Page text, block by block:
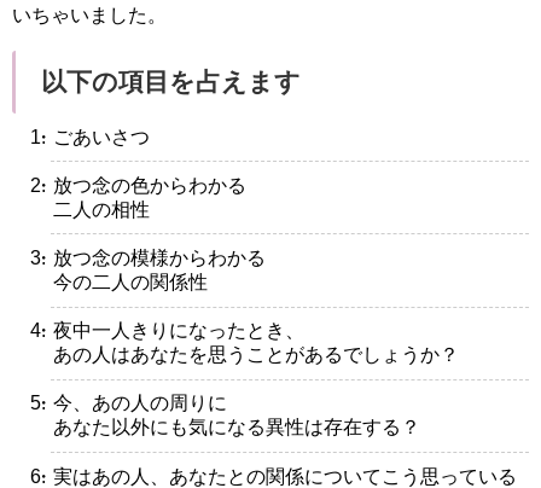
いちゃいました。
以下の項目を占えます
・ごあいさつ
・放つ念の色からわかる
二人の相性
・放つ念の模様からわかる
今の二人の関係性
・夜中一人きりになったとき、
あの人はあなたを思うことがあるでしょうか？
・今、あの人の周りに
あなた以外にも気になる異性は存在する？
・実はあの人、あなたとの関係についてこう思っている